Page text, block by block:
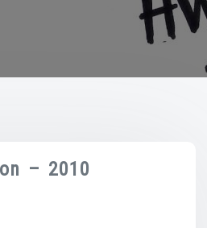
– 2010